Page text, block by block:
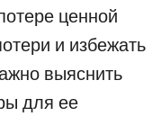
ценной
и избежать
выяснить
для ее